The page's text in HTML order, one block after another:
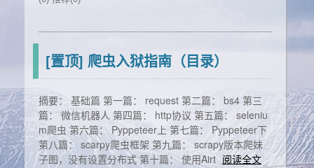
[置顶] 爬虫入狱指南（目录）
摘要： 基础篇 第一篇： request 第二篇： bs4 第三
篇： 微信机器人 第四篇： http协议 第五篇： seleniu
m爬虫 第六篇： Pyppeteer上 第七篇： Pyppeteer下
第八篇： scarpy爬虫框架 第九篇： scrapy版本爬妹
子图，没有设置分布式 第十篇： 使用Airt 阅读全文